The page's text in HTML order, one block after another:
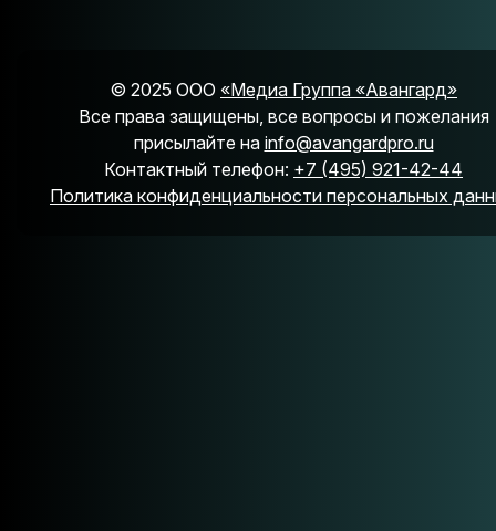
© 2025 ООО «Медиа Группа «Авангард»
Все права защищены, все вопросы и пожелания
присылайте на info@avangardpro.ru
Контактный телефон: +7 (495) 921-42-44
Политика конфиденциальности персональных